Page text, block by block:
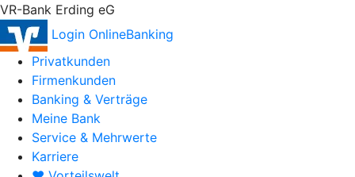
VR-Bank Erding eG
Login OnlineBanking
Privatkunden
Firmenkunden
Banking & Verträge
Meine Bank
Service & Mehrwerte
Karriere